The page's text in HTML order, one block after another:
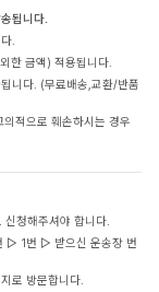
됩니다.
.
한 금액) 적용됩니다.
니다. (무료배송,교환/반품
적으로 훼손하시는 경우
청해주셔야 합니다.
▷ 1번 ▷ 받으신 운송장 번
로 방문합니다.